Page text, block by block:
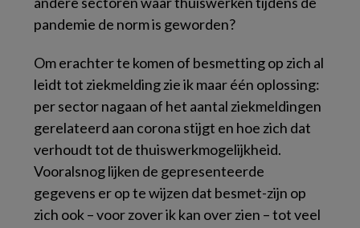
pandemie de norm is geworden?
Om erachter te komen of besmetting op zich al
leidt tot ziekmelding zie ik maar één oplossing:
per sector nagaan of het aantal ziekmeldingen
gerelateerd aan corona stijgt en hoe zich dat
verhoudt tot de thuiswerkmogelijkheid.
Vooralsnog lijken de gepresenteerde
gegevens er op te wijzen dat besmet-zijn op
zich ook – voor zover ik kan over zien – tot veel